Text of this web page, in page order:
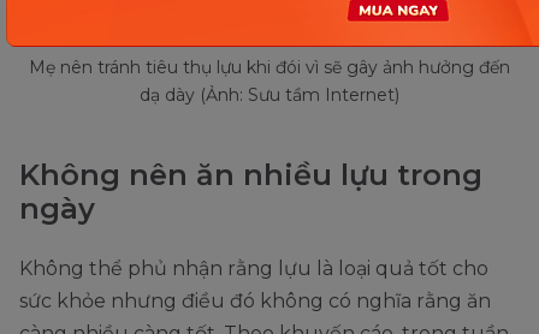
Mẹ nên tránh tiêu thụ lựu khi đói vì sẽ gây ảnh hưởng đến
dạ dày (Ảnh: Sưu tầm Internet)
Không nên ăn nhiều lựu trong
ngày
Không thể phủ nhận rằng lựu là loại quả tốt cho
sức khỏe nhưng điều đó không có nghĩa rằng ăn